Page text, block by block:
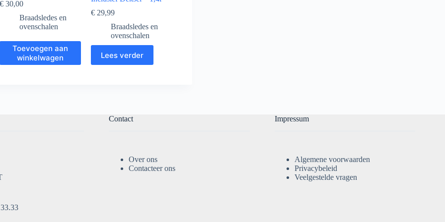
€ 30,00
Braadsledes en
ovenschalen
Toevoegen aan
winkelwagen
€29,99
Braadsledes en
ovenschalen
Lees verder
Contact
Over ons
Contacteer ons
Impressum
Algemene voorwaarden
Privacybeleid
Veelgestelde vragen